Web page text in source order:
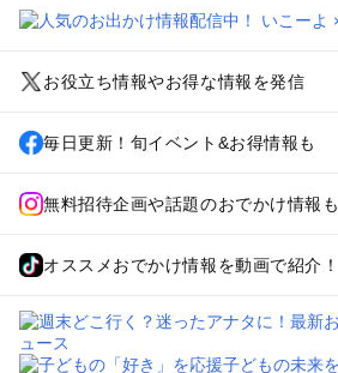
お役立ち情報やお得な情報を発信
毎日更新！旬イベント&お得情報も
無料招待企画や話題のおでかけ情報も
オススメおでかけ情報を動画で紹介！